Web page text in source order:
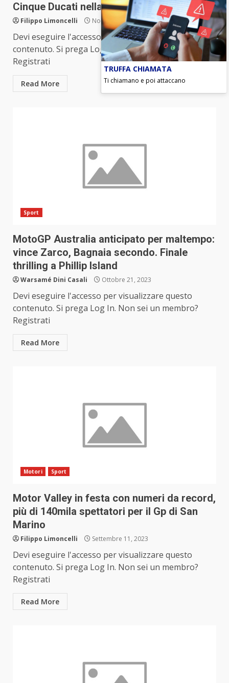
Cinque Ducati nella top ten
Filippo Limoncelli Novembre 11, 2023
Devi eseguire l'accesso per visualizzare questo
contenuto. Si prega Log In. Non sei un membro?
Registrati
Read More
Sport
MotoGP Australia anticipato per maltempo:
vince Zarco, Bagnaia secondo. Finale
thrilling a Phillip Island
Warsamé Dini Casali Ottobre 21, 2023
Devi eseguire l'accesso per visualizzare questo
contenuto. Si prega Log In. Non sei un membro?
Registrati
Read More
Motori Sport
Motor Valley in festa con numeri da record,
più di 140mila spettatori per il Gp di San
Marino
Filippo Limoncelli Settembre 11, 2023
Devi eseguire l'accesso per visualizzare questo
contenuto. Si prega Log In. Non sei un membro?
Registrati
Read More
TRUFFA CHIAMATA
Ti chiamano e poi attaccano